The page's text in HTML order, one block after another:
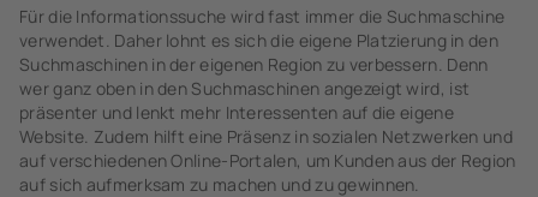
Für die Informationssuche wird fast immer die Suchmaschine
verwendet. Daher lohnt es sich die eigene Platzierung in den
Suchmaschinen in der eigenen Region zu verbessern. Denn
wer ganz oben in den Suchmaschinen angezeigt wird, ist
präsenter und lenkt mehr Interessenten auf die eigene
Website. Zudem hilft eine Präsenz in sozialen Netzwerken und
auf verschiedenen Online-Portalen, um Kunden aus der Region
auf sich aufmerksam zu machen und zu gewinnen.